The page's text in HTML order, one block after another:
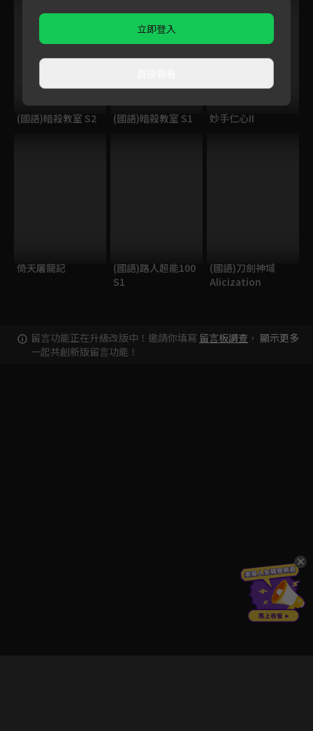
(國語)暗殺教室 S2 (國語)暗殺教室 S1 妙手仁心II
倚天屠龍記
(國語)路人超能100
S1
(國語)刀劍神域
Alicization
留言功能正在升級改版中！邀請你填寫 留言板調查 ，
一起共創新版留言功能！
顯示更多
立即登入